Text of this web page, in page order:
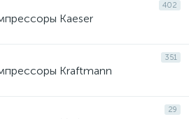
402
Kaeser
351
Kraftmann
29